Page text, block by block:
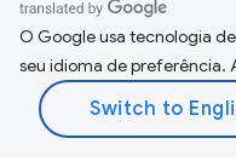
O Google usa tecnologia
seu idioma de preferência.